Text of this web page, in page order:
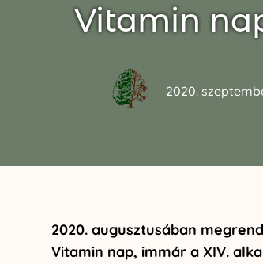
Vitamin
2020.
2020. augusztusában
Vitamin nap, immár a XIV.